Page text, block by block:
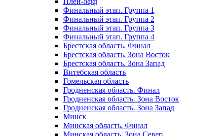
Финальный этап. Группа 1
Финальный этап. Группа 2
Финальный этап. Группа 3
Финальный этап. Группа 4
Брестская область. Финал
Брестская область. Зона Восток
Брестская область. Зона Запад
Витебская область
Гомельская область
Гродненская область. Финал
Гродненская область. Зона Восток
Гродненская область. Зона Запад
Минск
Минская область. Финал
Минская область. Зона Север